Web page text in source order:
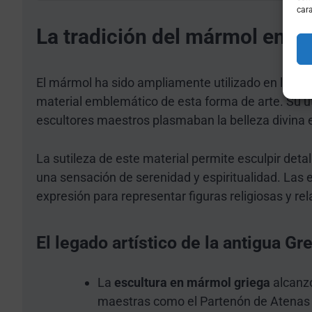
La tradición del mármol en la
El mármol ha sido ampliamente utilizado en la
material emblemático de esta forma de arte. Su
escultores maestros plasmaban la belleza divina
La sutileza de este material permite esculpir
una sensación de serenidad y espiritualidad.
expresión para representar figuras religiosas y
El legado artístico de la antigua
La escultura en mármol griega
maestras como el Partenón de